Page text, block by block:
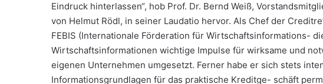
Eindruck hinterlassen“, hob Prof. Dr. Bernd Weiß,
von Helmut Rödl, in seiner Laudatio hervor. Als Chef der
FEBIS (Internationale Förderation für Wirtschaftsinformations-
Wirtschaftsinformationen wichtige Impulse für wirksame und
eigenen Unternehmen umgesetzt. Ferner habe er sich stets
Informationsgrundlagen für das praktische Kreditge- schäft